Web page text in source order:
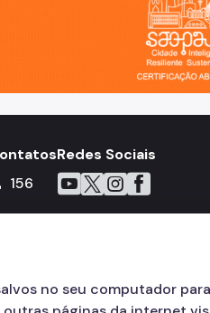
156
Redes Sociais
Icone do YouTube
Icone do X
Icone do Instagram
Icone do
no seu computador